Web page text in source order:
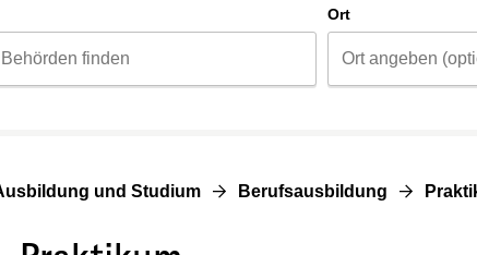
Ort
und Studium Berufsausbildung